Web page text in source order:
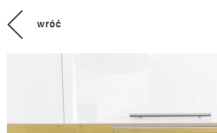
wróć